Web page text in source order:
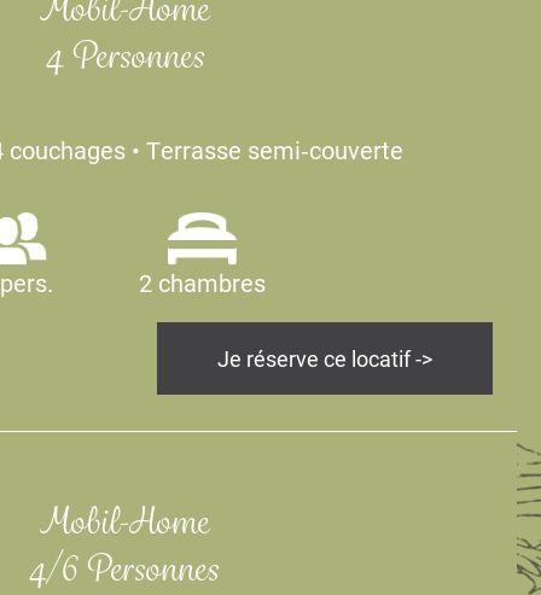
Mobil-Home
4 Personnes
couchages • Terrasse semi‑couverte
2 chambres
Je réserve ce locatif ->
Mobil-Home
4/6 Personnes